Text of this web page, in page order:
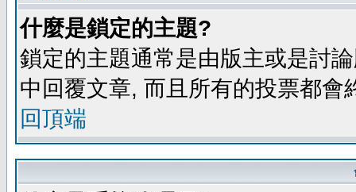
什麼是鎖定的主題?
鎖定的主題通常是由版主或是討
中回覆文章, 而且所有的投票都
回頂端